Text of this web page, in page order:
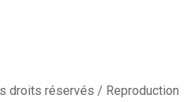
droits réservés / Reproduction